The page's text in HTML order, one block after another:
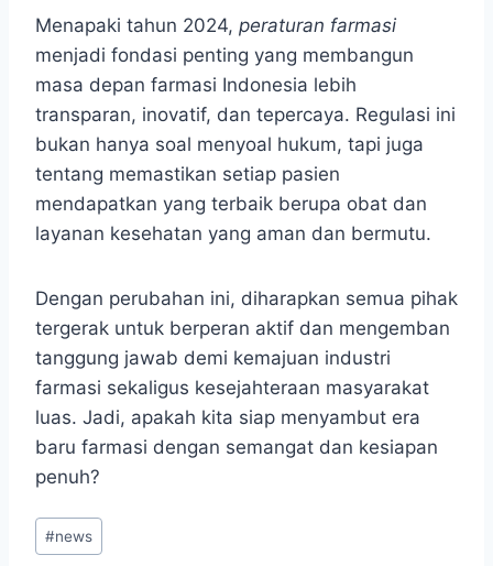
Menapaki tahun 2024, peraturan farmasi
menjadi fondasi penting yang membangun
masa depan farmasi Indonesia lebih
transparan, inovatif, dan tepercaya. Regulasi ini
bukan hanya soal menyoal hukum, tapi juga
tentang memastikan setiap pasien
mendapatkan yang terbaik berupa obat dan
layanan kesehatan yang aman dan bermutu.
Dengan perubahan ini, diharapkan semua pihak
tergerak untuk berperan aktif dan mengemban
tanggung jawab demi kemajuan industri
farmasi sekaligus kesejahteraan masyarakat
luas. Jadi, apakah kita siap menyambut era
baru farmasi dengan semangat dan kesiapan
penuh?
Post
Tags:
#news